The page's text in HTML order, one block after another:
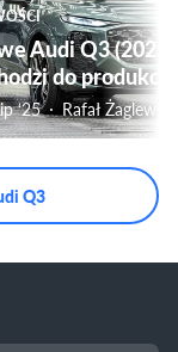
Audi Q3 (2025)
do produkcji
‘25 Rafał Żaglewski
Q3